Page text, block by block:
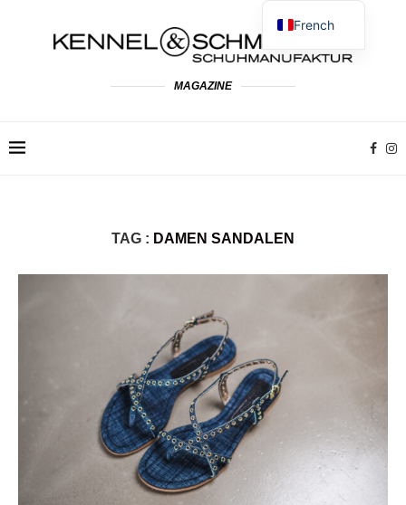
MAGAZINE
TAG : DAMEN SANDALEN
French
German
English